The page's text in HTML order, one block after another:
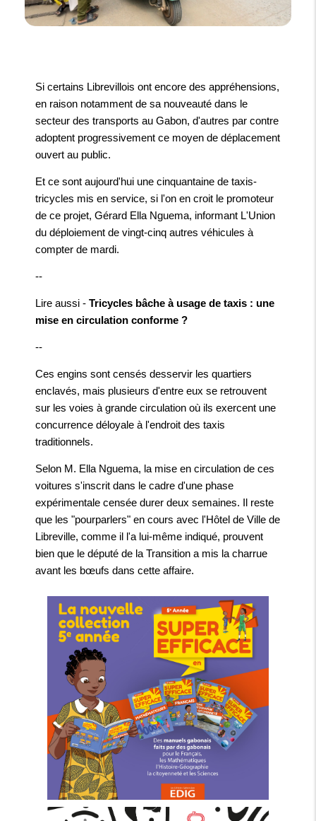
Si certains Librevillois ont encore des appréhensions,
en raison notamment de sa nouveauté dans le
secteur des transports au Gabon, d'autres par contre
adoptent progressivement ce moyen de déplacement
ouvert au public.
Et ce sont aujourd'hui une cinquantaine de taxis-
tricycles mis en service, si l'on en croit le promoteur
de ce projet, Gérard Ella Nguema, informant L'Union
du déploiement de vingt-cinq autres véhicules à
compter de mardi.
--
Lire aussi - Tricycles bâche à usage de taxis : une
mise en circulation conforme ?
--
Ces engins sont censés desservir les quartiers
enclavés, mais plusieurs d'entre eux se retrouvent
sur les voies à grande circulation où ils exercent une
concurrence déloyale à l'endroit des taxis
traditionnels.
Selon M. Ella Nguema, la mise en circulation de ces
voitures s'inscrit dans le cadre d'une phase
expérimentale censée durer deux semaines. Il reste
que les "pourparlers" en cours avec l'Hôtel de Ville de
Libreville, comme il l'a lui-même indiqué, prouvent
bien que le député de la Transition a mis la charrue
avant les bœufs dans cette affaire.